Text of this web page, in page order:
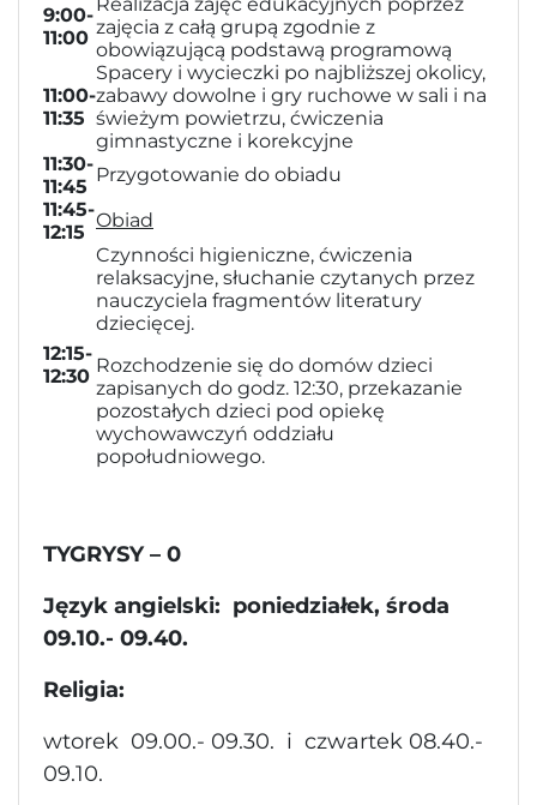
9:00-
11:00 zajęcia z całą grupą zgodnie z
obowiązującą podstawą programową
11:00-
11:35
Spacery i wycieczki po najbliższej okolicy,
zabawy dowolne i gry ruchowe w sali i na
świeżym powietrzu, ćwiczenia
gimnastyczne i korekcyjne
11:30-
11:45
Przygotowanie do obiadu
11:45-
12:15
Obiad
12:15-
12:30
Czynności higieniczne, ćwiczenia
relaksacyjne, słuchanie czytanych przez
nauczyciela fragmentów literatury
dziecięcej.
Rozchodzenie się do domów dzieci
zapisanych do godz. 12:30, przekazanie
pozostałych dzieci pod opiekę
wychowawczyń oddziału
popołudniowego.
TYGRYSY – 0
Język angielski: poniedziałek, środa
09.10.- 09.40.
Religia:
wtorek 09.00.- 09.30. i czwartek 08.40.-
09.10.